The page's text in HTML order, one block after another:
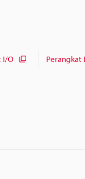
I/O Perangkat